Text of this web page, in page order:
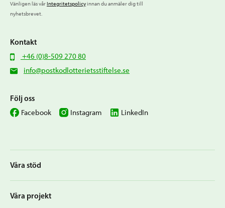
Våra stöd
Våra projekt
Vänligen läs vårIntegritetspolicyinnan du anmäler dig till
nyhetsbrevet.
Kontakt
+46 (0)8-509 270 80
info@postkodlotterietsstiftelse.se
Följ oss
Facebook Instagram LinkedIn